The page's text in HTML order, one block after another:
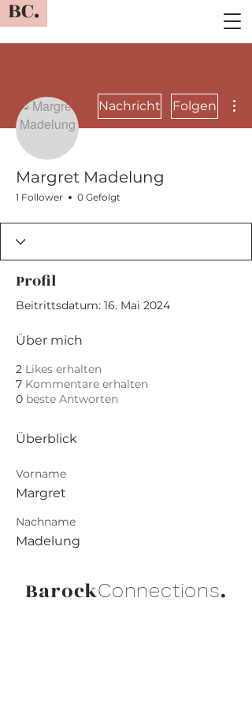
BC.
Nachricht Folgen
Margret Madelung
1 Follower 0 Gefolgt
Profil
Beitrittsdatum: 16. Mai 2024
Über mich
2 Likes erhalten
7 Kommentare erhalten
0 beste Antworten
Überblick
Vorname
Margret
Nachname
Madelung
BarockConnections.